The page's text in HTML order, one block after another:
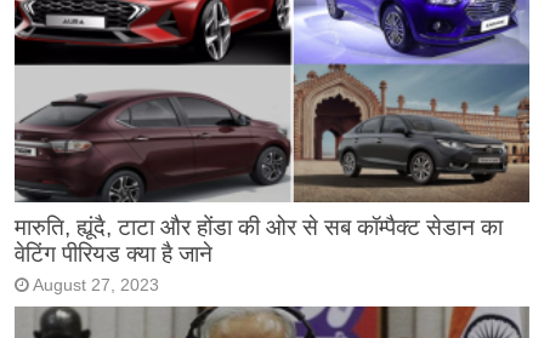
मारुति, ह्यूंदै, टाटा और होंडा की ओर से सब कॉम्पैक्ट सेडान का
वेटिंग पीरियड क्या है जाने
August 27, 2023